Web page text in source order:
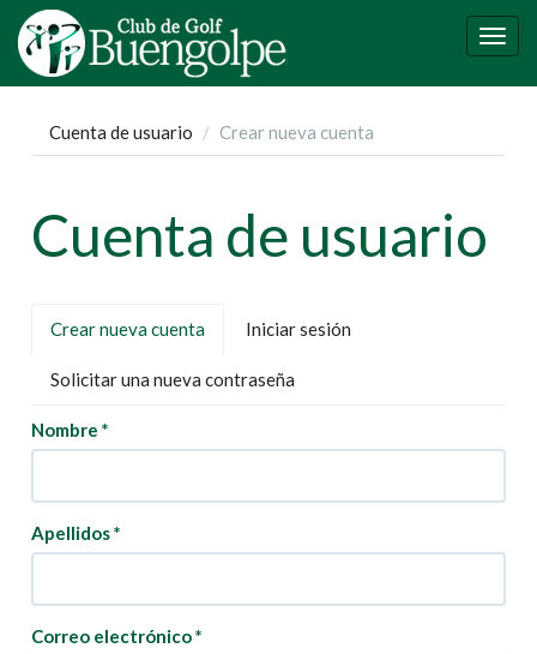
Pasar
contenido
principal
Cuenta de usuario Crear nueva cuenta
Cuenta de usuario
Solapas
principales
Crear nueva cuenta (solapaIniciar sesión
Solicitar una nueva contraseña
Nombre*
Apellidos*
Correo electrónico*